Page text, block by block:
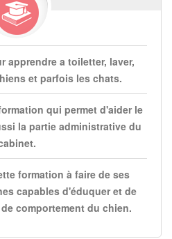
apprendre a toiletter, laver,
et parfois les chats.
qui permet d'aider le
la partie administrative du
formation à faire de ses
capables d'éduquer et de
comportement du chien.